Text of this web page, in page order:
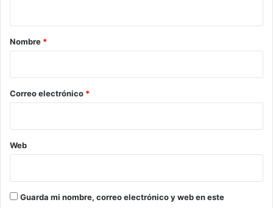
r
*
Nombre *
Correo electrónico *
Web
Guarda mi nombre, correo electrónico y web en este